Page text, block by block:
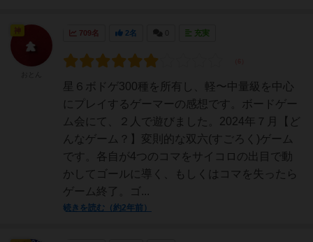
709名 2名 充実
星６ボドゲ300種を所有し、軽〜中量級を中心
にプレイするゲーマーの感想です。ボードゲー
ム会にて、２人で遊びました。2024年７月【ど
んなゲーム？】変則的な双六(すごろく)ゲーム
です。各自が4つのコマをサイコロの出目で動
かしてゴールに導く、もしくはコマを失ったら
ゲーム終了。ゴ...
続きを読む（約2年前）
神